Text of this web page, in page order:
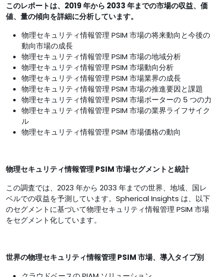
このレポートは、2019 年から 2033 年までの市場の収益、価
値、量の傾向を詳細に分析しています。
物理セキュリティ情報管理 PSIM 市場の将来動向と今後の
動向市場の成長
物理セキュリティ情報管理 PSIM 市場の地域分析
物理セキュリティ情報管理 PSIM 市場動向分析
物理セキュリティ情報管理 PSIM 市場業界の成長
物理セキュリティ情報管理 PSIM 市場の推進要因と課題
物理セキュリティ情報管理 PSIM 市場ポーターの 5 つの力
物理セキュリティ情報管理 PSIM 市場の業界ライフサイク
ル
物理セキュリティ情報管理 PSIM 市場価格の動向
物理セキュリティ情報管理 PSIM 市場セグメントと統計
この調査では、2023 年から 2033 年までの世界、地域、国レ
ベルでの収益を予測しています。Spherical Insights は、以下
のセグメントに基づいて物理セキュリティ情報管理 PSIM 市場
をセグメント化しています。
世界の物理セキュリティ情報管理 PSIM 市場、導入タイプ別